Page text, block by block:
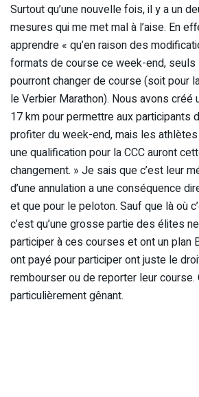
Surtout qu’une nouvelle fois, il y a un
mesures qui me met mal à l’aise. En
apprendre « qu’en raison des
formats de course ce week-end,
pourront changer de course (soit pour
le Verbier Marathon). Nous avons créé
17 km pour permettre aux participants
profiter du week-end, mais les
une qualification pour la CCC auront
changement. » Je sais que c’est leur
d’une annulation a une conséquence
et que pour le peloton. Sauf que là où
c’est qu’une grosse partie des élites
participer à ces courses et ont un plan
ont payé pour participer ont juste le
rembourser ou de reporter leur course.
particulièrement gênant.